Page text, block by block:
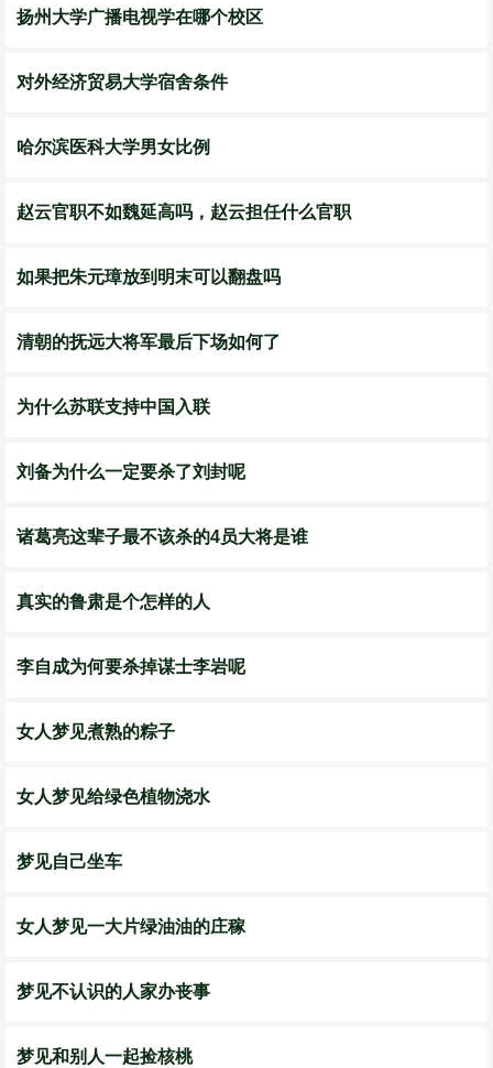
扬州大学广播电视学在哪个校区
对外经济贸易大学宿舍条件
哈尔滨医科大学男女比例
赵云官职不如魏延高吗，赵云担任什么官职
如果把朱元璋放到明末可以翻盘吗
清朝的抚远大将军最后下场如何了
为什么苏联支持中国入联
刘备为什么一定要杀了刘封呢
诸葛亮这辈子最不该杀的4员大将是谁
真实的鲁肃是个怎样的人
李自成为何要杀掉谋士李岩呢
女人梦见煮熟的粽子
女人梦见给绿色植物浇水
梦见自己坐车
女人梦见一大片绿油油的庄稼
梦见不认识的人家办丧事
梦见和别人一起捡核桃